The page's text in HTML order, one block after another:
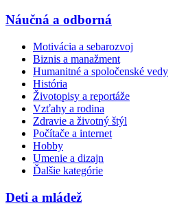
Náučná a odborná
Motivácia a sebarozvoj
Biznis a manažment
Humanitné a spoločenské vedy
História
Životopisy a reportáže
Vzťahy a rodina
Zdravie a životný štýl
Počítače a internet
Hobby
Umenie a dizajn
Ďalšie kategórie
Deti a mládež